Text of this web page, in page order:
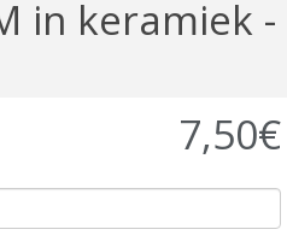
in keramiek -
7,50€